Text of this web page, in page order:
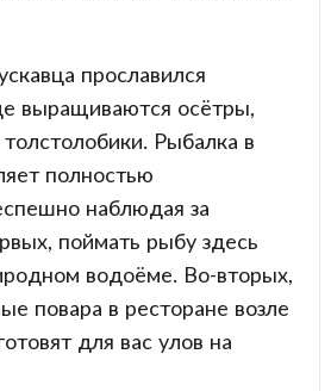
прославился
выращиваются осётры,
Рыбалка в
полностью
наблюдая за
поймать рыбу здесь
водоёме. Во-вторых,
повара в ресторане возле
для вас улов на